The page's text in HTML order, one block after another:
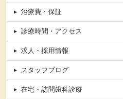
治療費・保証
診療時間・アクセス
求人・採用情報
スタッフブログ
在宅・訪問歯科診療